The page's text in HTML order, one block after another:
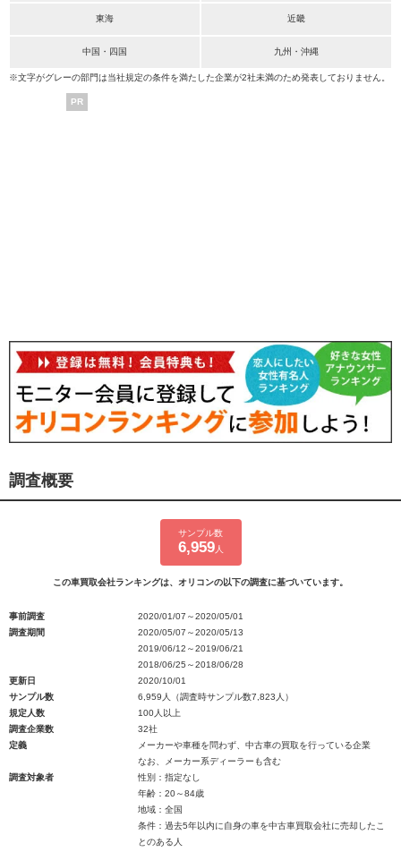
東海 近畿
中国・四国 九州・沖縄
※文字がグレーの部門は当社規定の条件を満たした企業が2社未満のため発表しておりません。
PR
調査概要
サンプル数
6,959人
この車買取会社ランキングは、オリコンの以下の調査に基づいています。
事前調査
2020/01/07～2020/05/01
調査期間
2020/05/07～2020/05/13
2019/06/12～2019/06/21
2018/06/25～2018/06/28
更新日
2020/10/01
サンプル数
6,959人（調査時サンプル数7,823人）
規定人数
100人以上
調査企業数
32社
定義
メーカーや車種を問わず、中古車の買取を行っている企業
なお、メーカー系ディーラーも含む
調査対象者
性別：指定なし
年齢：20～84歳
地域：全国
条件：過去5年以内に自身の車を中古車買取会社に売却したこ
とのある人